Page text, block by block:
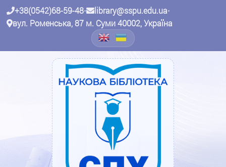
+38(0542)68-59-48• library@sspu.edu.ua•
вул. Роменська, 87 м. Суми 40002, Україна